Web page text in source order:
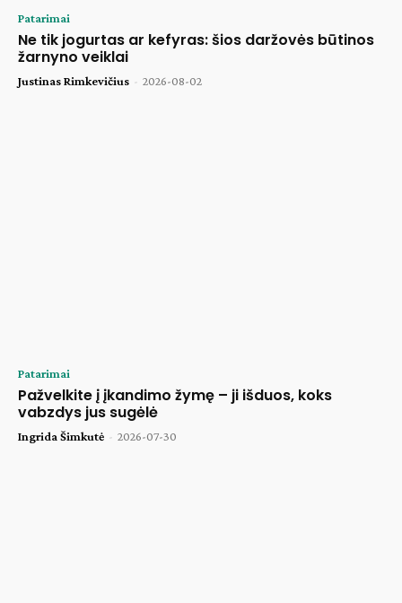
Patarimai
Ne tik jogurtas ar kefyras: šios daržovės būtinos
žarnyno veiklai
Justinas Rimkevičius - 2026-08-02
Patarimai
Pažvelkite į įkandimo žymę – ji išduos, koks
vabzdys jus sugėlė
Ingrida Šimkutė - 2026-07-30